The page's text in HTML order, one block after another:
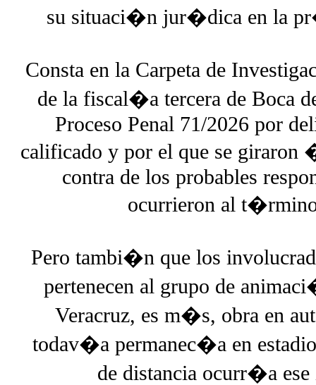
su situaci�n jur�dica en la
Consta en la Carpeta de
de la fiscal�a tercera de Boca
Proceso Penal 71/2026 por
calificado y por el que se giraron
contra de los probables
ocurrieron al
Pero tambi�n que los
pertenecen al grupo de
Veracruz, es m�s, obra en
todav�a permanec�a en
de distancia ocurr�a